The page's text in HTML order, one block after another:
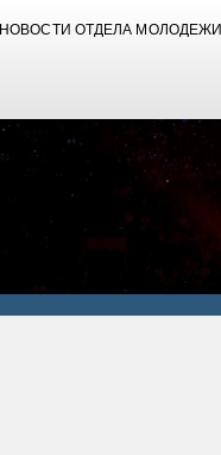
НОВОСТИ ОТДЕЛА МОЛОДЕЖИ